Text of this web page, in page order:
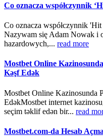
Co oznacza współczynnik
Co oznacza współczynnik
Nazywam się Adam Nowak i
hazardowych,... read more
Mostbet Online
Kəşf Edək
Mostbet Online Kazinosunda
EdəkMostbet internet
seçim təklif edən bir... read
Mostbet.com-da Hesab